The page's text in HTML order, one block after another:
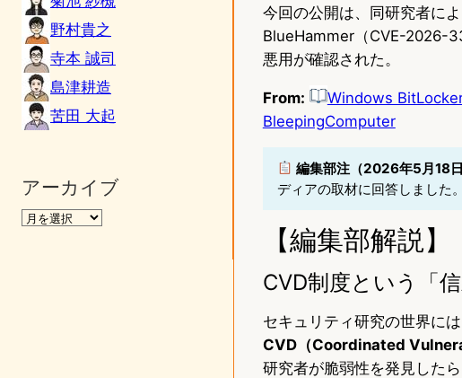
野村貴之
寺本 誠司
島津耕造
苦田 大起
アーカイブ
今回の公開は、同研究者に
BlueHammer（CVE-2026-
悪用が確認された。
From:
Windows
BleepingComputer
編集部注（2026年5月18日
ディアの取材に回答しました
【編集部解説】
CVD制度という「
セキュリティ研究の世界に
CVD（Coordinated
研究者が脆弱性を発見した